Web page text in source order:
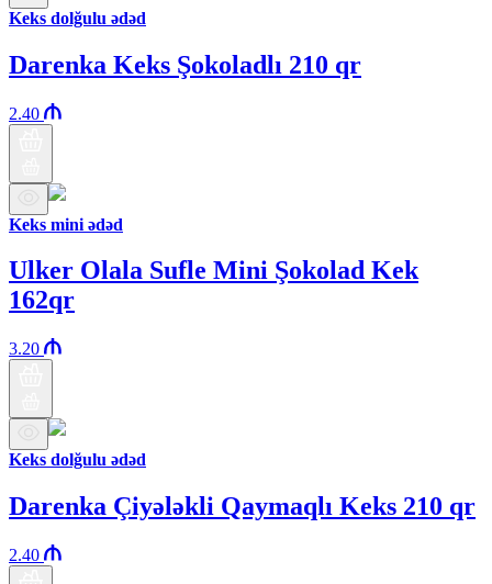
Keks dolğulu ədəd
Darenka Keks Şokoladlı 210 qr
2.40
Keks mini ədəd
Ulker Olala Sufle Mini Şokolad Kek
162qr
3.20
Keks dolğulu ədəd
Darenka Çiyələkli Qaymaqlı Keks 210 qr
2.40